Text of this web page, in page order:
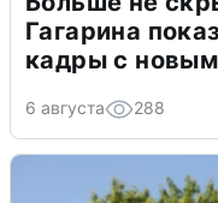
Гагарина
кадры с
6 августа 288